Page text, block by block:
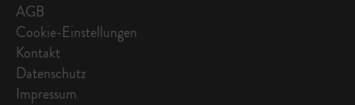
AGB
Cookie-Einstellungen
Kontakt
Datenschutz
Impressum